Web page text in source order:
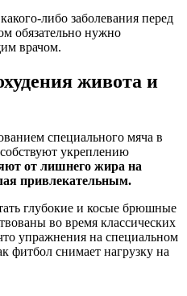
либо заболевания перед
обязательно нужно
врачом.
живота и
специального мяча в
укреплению
от лишнего жира на
привлекательным.
глубокие и косые брюшные
во время классических
упражнения на специальном
фитбол снимает нагрузку на